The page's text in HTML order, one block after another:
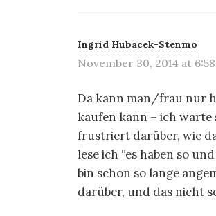
a
i
g
a
t
Ingrid Hubacek-Stenmo
November 30, 2014 at
Da kann man/frau nur
kaufen kann – ich
frustriert darüber, wie
lese ich “es haben so
bin schon so lange
darüber, und das nicht